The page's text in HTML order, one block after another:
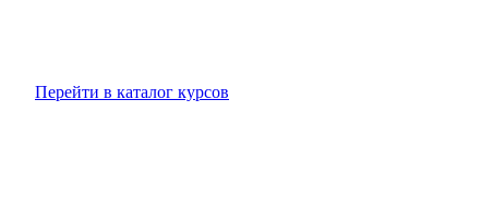
Перейти в каталог курсов